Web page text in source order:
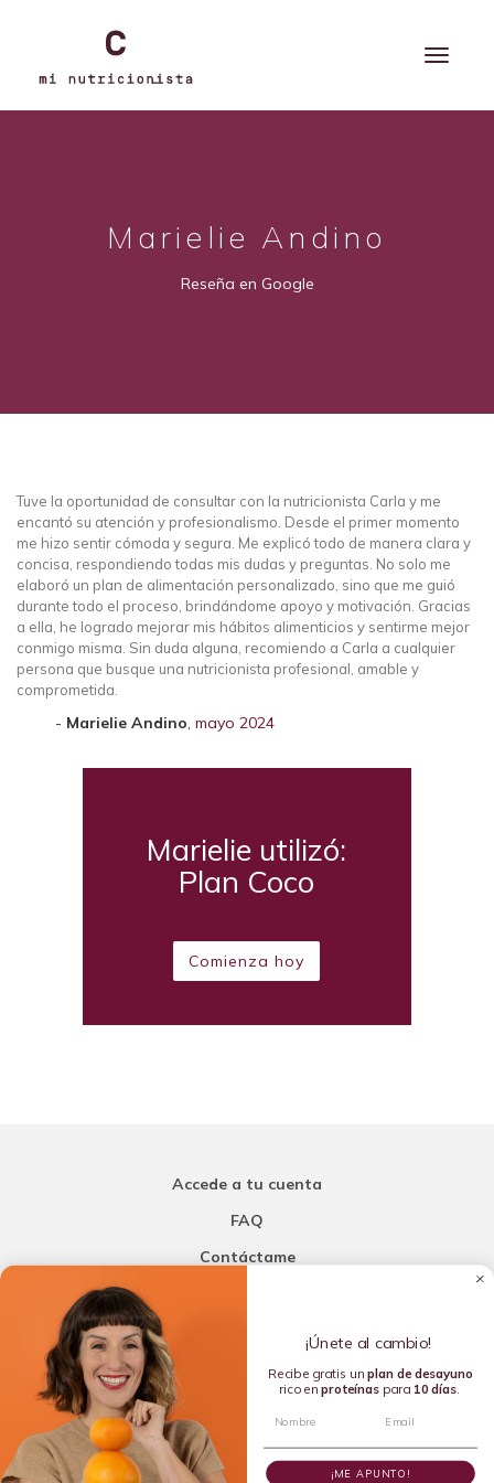
Marielie Andino
Reseña en Google
Tuve la oportunidad de consultar con la nutricionista Carla y me
encantó su atención y profesionalismo. Desde el primer momento
me hizo sentir cómoda y segura. Me explicó todo de manera clara y
concisa, respondiendo todas mis dudas y preguntas. No solo me
elaboró un plan de alimentación personalizado, sino que me guió
durante todo el proceso, brindándome apoyo y motivación. Gracias
a ella, he logrado mejorar mis hábitos alimenticios y sentirme mejor
conmigo misma. Sin duda alguna, recomiendo a Carla a cualquier
persona que busque una nutricionista profesional, amable y
comprometida.
Marielie Andino, mayo 2024
Marielie utilizó:
Plan Coco
Comienza hoy
Accede a tu cuenta
FAQ
Contáctame
Añade una porción de inteligencia a tu nutrición
Copyright © 2016-2026 Carla L. de la Torre. All rights reserved.
¡Únete al cambio!
Recibe gratis unplan de desayuno
rico enproteínaspara 10 días.
¡ME APUNTO!